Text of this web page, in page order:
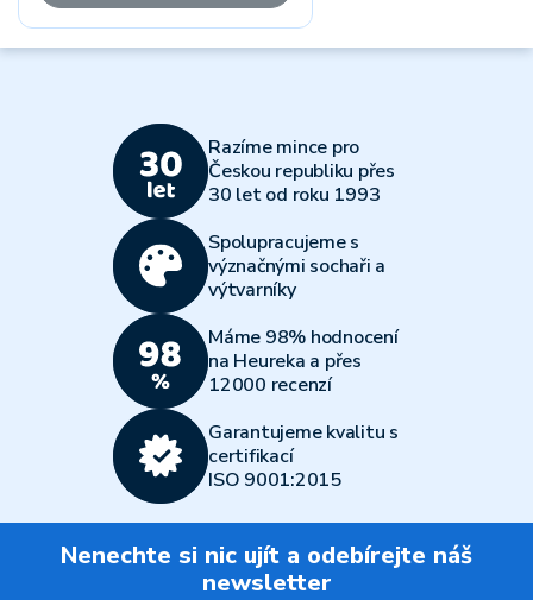
Razíme mince pro
Českou republiku přes
30 let od roku 1993
Spolupracujeme s
význačnými sochaři a
výtvarníky
Máme 98% hodnocení
na Heureka a přes
12000 recenzí
Garantujeme kvalitu s
certifikací
ISO 9001:2015
Nenechte si nic ujít a odebírejte náš
newsletter